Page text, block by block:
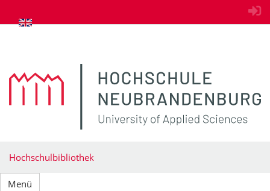
zum Inhalt springen
Hochschulbibliothek
Menü